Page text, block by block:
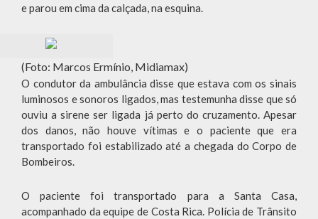
e parou em cima da calçada, na esquina.
(Foto: Marcos Ermínio, Midiamax)
O condutor da ambulância disse que estava com os sinais
luminosos e sonoros ligados, mas testemunha disse que só
ouviu a sirene ser ligada já perto do cruzamento. Apesar
dos danos, não houve vítimas e o paciente que era
transportado foi estabilizado até a chegada do Corpo de
Bombeiros.
O paciente foi transportado para a Santa Casa,
acompanhado da equipe de Costa Rica. Polícia de Trânsito